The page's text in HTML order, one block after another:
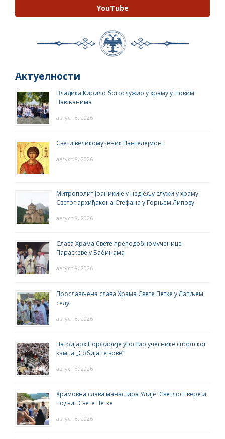
YouTube
Актуелности
Владика Кирило богослужио у храму у Новим
Пављанима
август 8, 2026
Свети великомученик Пантелејмон
август 8, 2026
Митрополит Јоаникије у недјељу служи у храму
Светог архиђакона Стефана у Горњем Липову
август 8, 2026
Слава Храма Свете преподобномученице
Параскеве у Бабинама
август 8, 2026
Прослављена слава Храма Свете Петке у Лапљем
селу
август 8, 2026
Патријарх Порфирије угостио учеснике спортског
кампа „Србија те зове“
август 8, 2026
Храмовна слава манастира Улије: Светлост вере и
подвиг Свете Петке
август 8, 2026